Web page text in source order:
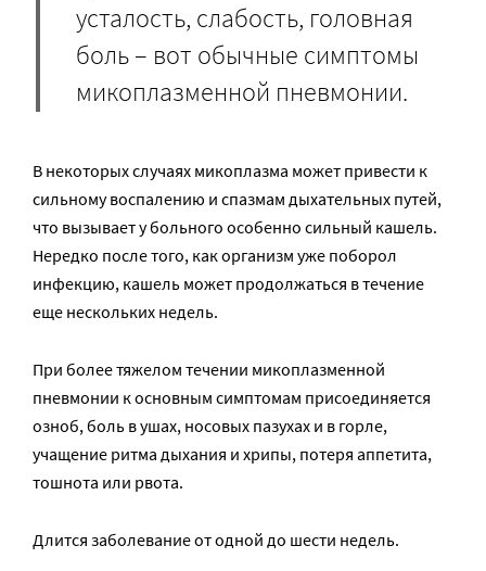
усталость, слабость, головная
боль – вот обычные симптомы
микоплазменной пневмонии.
В некоторых случаях микоплазма может привести к
сильному воспалению и спазмам дыхательных путей,
что вызывает у больного особенно сильный кашель.
Нередко после того, как организм уже поборол
инфекцию, кашель может продолжаться в течение
еще нескольких недель.
При более тяжелом течении микоплазменной
пневмонии к основным симптомам присоединяется
озноб, боль в ушах, носовых пазухах и в горле,
учащение ритма дыхания и хрипы, потеря аппетита,
тошнота или рвота.
Длится заболевание от одной до шести недель.